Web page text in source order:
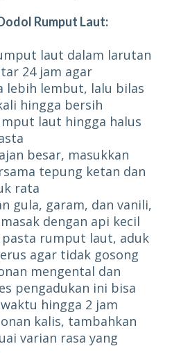
Rumput Laut:
laut dalam larutan
24 jam agar
lebih lembut, lalu bilas
hingga bersih
laut hingga halus
besar, masukkan
tepung ketan dan
rata
gula, garam, dan vanili,
dengan api kecil
pasta rumput laut, aduk
agar tidak gosong
mengental dan
pengadukan ini bisa
hingga 2 jam
kalis, tambahkan
varian rasa yang